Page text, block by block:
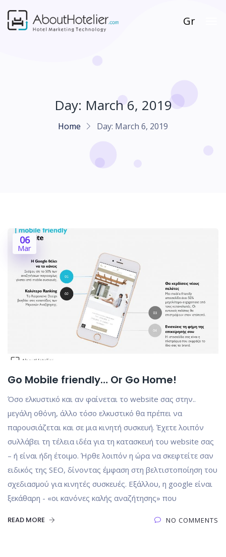
Gr
Day: March 6, 2019
Home Day: March 6, 2019
06
Mar
Go Mobile friendly… Or Go Home!
Όσο ελκυστικό και αν φαίνεται το website σας στην..
μεγάλη οθόνη, άλλο τόσο ελκυστικό θα πρέπει να
παρουσιάζεται και σε μια κινητή συσκευή. Έχετε λοιπόν
συλλάβει τη τέλεια ιδέα για τη κατασκευή του website σας
– ή είναι ήδη έτοιμο. Ήρθε λοιπόν η ώρα να σκεφτείτε σαν
ειδικός της SEO, δίνοντας έμφαση στη βελτιστοποίηση του
σχεδιασμού για κινητές συσκευές. Εξάλλου, η google είναι
ξεκάθαρη - «οι κανόνες καλής αναζήτησης» που
READ MORE NO COMMENTS